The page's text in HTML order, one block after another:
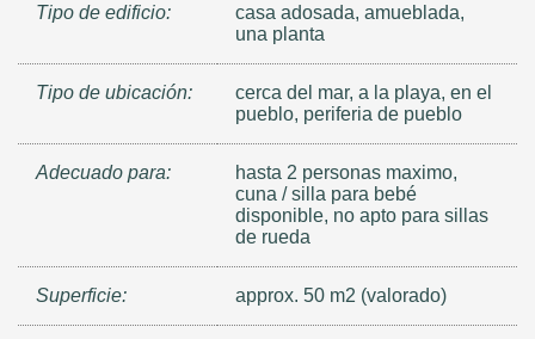
Tipo de edificio:
casa adosada, amueblada,
una planta
Tipo de ubicación:
cerca del mar, a la playa, en el
pueblo, periferia de pueblo
Adecuado para:
hasta 2 personas maximo,
cuna / silla para bebé
disponible, no apto para sillas
de rueda
Superficie: approx. 50 m2 (valorado)